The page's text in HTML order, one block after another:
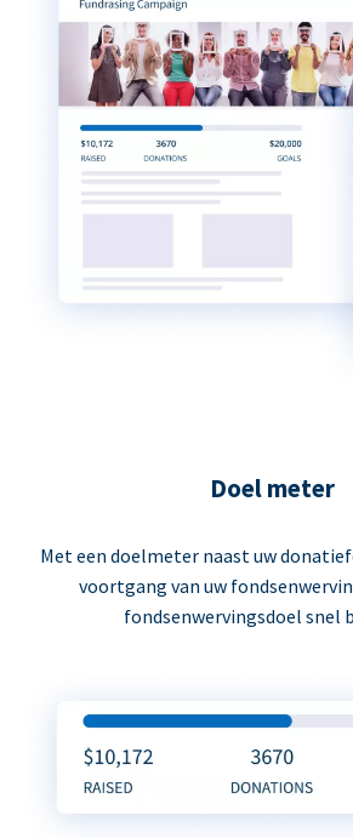
Doel meter
Met een doelmeter naast uw
voortgang van uw
fondsenwervingsdoel snel